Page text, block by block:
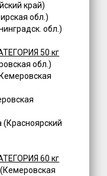
край)
обл.)
обл.)
50 кг
обл.)
60 кг